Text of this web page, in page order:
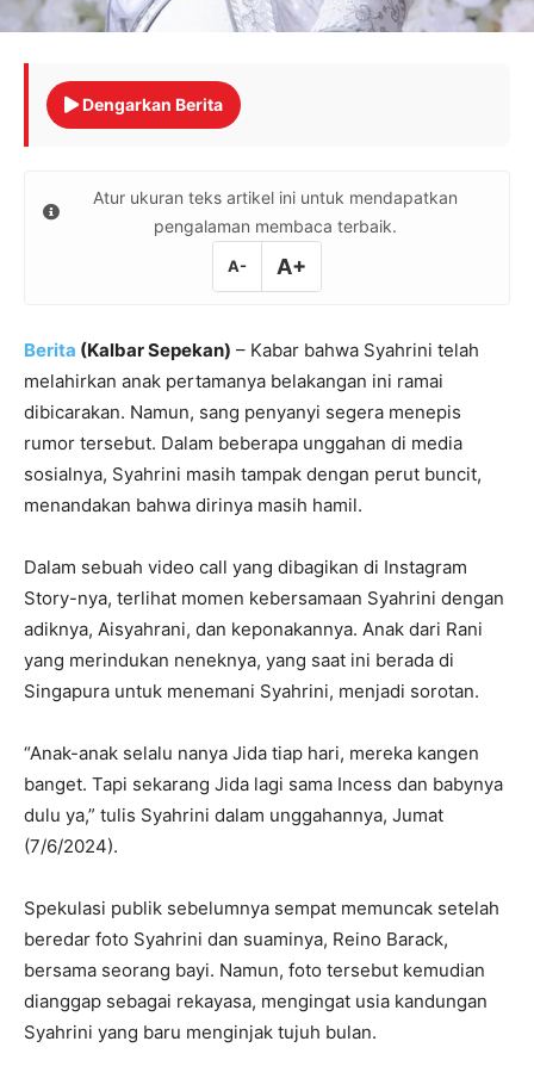
Dengarkan Berita
Atur ukuran teks artikel ini untuk mendapatkan
pengalaman membaca terbaik.
A- A+
Berita (Kalbar Sepekan) – Kabar bahwa Syahrini telah
melahirkan anak pertamanya belakangan ini ramai
dibicarakan. Namun, sang penyanyi segera menepis
rumor tersebut. Dalam beberapa unggahan di media
sosialnya, Syahrini masih tampak dengan perut buncit,
menandakan bahwa dirinya masih hamil.
Dalam sebuah video call yang dibagikan di Instagram
Story-nya, terlihat momen kebersamaan Syahrini dengan
adiknya, Aisyahrani, dan keponakannya. Anak dari Rani
yang merindukan neneknya, yang saat ini berada di
Singapura untuk menemani Syahrini, menjadi sorotan.
“Anak-anak selalu nanya Jida tiap hari, mereka kangen
banget. Tapi sekarang Jida lagi sama Incess dan babynya
dulu ya,” tulis Syahrini dalam unggahannya, Jumat
(7/6/2024).
Spekulasi publik sebelumnya sempat memuncak setelah
beredar foto Syahrini dan suaminya, Reino Barack,
bersama seorang bayi. Namun, foto tersebut kemudian
dianggap sebagai rekayasa, mengingat usia kandungan
Syahrini yang baru menginjak tujuh bulan.